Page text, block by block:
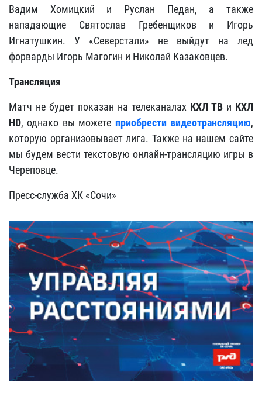
Вадим Хомицкий и Руслан Педан, а также
нападающие Святослав Гребенщиков и Игорь
Игнатушкин. У «Северстали» не выйдут на лед
форварды Игорь Магогин и Николай Казаковцев.
Трансляция
Матч не будет показан на телеканалах КХЛ ТВ и КХЛ
HD, однако вы можете приобрести видеотрансляцию,
которую организовывает лига. Также на нашем сайте
мы будем вести текстовую онлайн-трансляцию игры в
Череповце.
Пресс-служба ХК «Сочи»